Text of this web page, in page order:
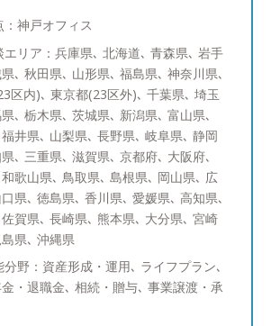
オ運用の研鑽を積んで参りました。富
者様にもさまざまなお悩みがあるかと
一方でそのお悩みは、資産運用、贈
めた資産承継、事業承継、投資教育、
られるかと存じます。そのそれぞれに
含めて経験を10年以上積み重ねて参り
にアドバイザーが担当しているお客
らご検討されるお客様にも満足いただ
をご提供できるかと存じます。 【資
トフォリオ分析と債券運用への取り組
ォリオ分析では、ブルームバーグと
家含めたプロ投資家が愛用する専用情
、サービスをご提供しています。債券
は三菱UFJメリルリンチPB証券時代に
ガポールへの社費留学経験を活かし、
：神戸オフィス
エリア：兵庫県､ 北海道､ 青森県､ 岩手
､ 秋田県､ 山形県､ 福島県､ 神奈川県､
区内)､ 東京都(23区外)､ 千葉県､ 埼玉
､ 栃木県､ 茨城県､ 新潟県､ 富山県､
井県､ 山梨県､ 長野県､ 岐阜県､ 静岡
､ 三重県､ 滋賀県､ 京都府､ 大阪府､
歌山県､ 鳥取県､ 島根県､ 岡山県､ 広
県､ 徳島県､ 香川県､ 愛媛県､ 高知県､
賀県､ 長崎県､ 熊本県､ 大分県､ 宮崎
県､ 沖縄県
分野：資産形成・運用､ ライフプラン､
・退職金､ 相続・贈与､ 事業譲渡・承